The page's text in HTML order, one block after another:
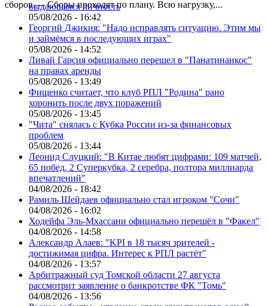
сборов.— Сборы проходят по плану. Всю нагрузку,...
выдающаяся личность
05/08/2026 - 16:42
Георгий Джикия: "Надо исправлять ситуацию. Этим мы
и займёмся в последующих играх"
05/08/2026 - 14:52
Ливай Гарсия официально перешел в "Панатинаикос"
на правах аренды
05/08/2026 - 13:49
Фищенко считает, что клуб РПЛ "Родина" рано
хоронить после двух поражений
05/08/2026 - 13:45
"Чита" снялась с Кубка России из-за финансовых
проблем
05/08/2026 - 13:44
Леонид Слуцкий: "В Китае любят цифрами: 109 матчей,
65 побед, 2 Суперкубка, 2 серебра, полтора миллиарда
впечатлений"
04/08/2026 - 18:42
Рамиль Шейдаев официально стал игроком "Сочи"
04/08/2026 - 16:02
Ходейфа Эль-Мхассани официально перешёл в "Факел"
04/08/2026 - 14:58
Александр Алаев: "KPI в 18 тысяч зрителей -
достижимая цифра. Интерес к РПЛ растёт"
04/08/2026 - 13:57
Арбитражный суд Томской области 27 августа
рассмотрит заявление о банкротстве ФК "Томь"
04/08/2026 - 13:56